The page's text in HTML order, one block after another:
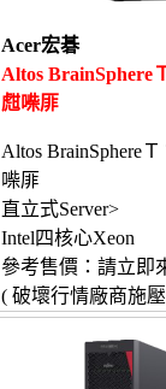
Acer宏碁
Altos BrainSphere
甝喍厞
Altos BrainSphere
喍厞
直立式Server>
Intel四核心Xeon
參考售價：請立即
( 破壞行情廠商施